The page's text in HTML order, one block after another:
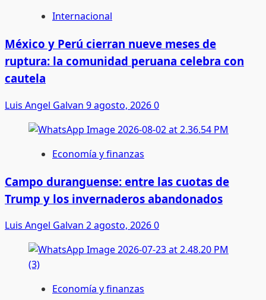
Internacional
México y Perú cierran nueve meses de
ruptura: la comunidad peruana celebra con
cautela
Luis Angel Galvan 9 agosto, 20260
Economía y finanzas
Campo duranguense: entre las cuotas de
Trump y los invernaderos abandonados
Luis Angel Galvan 2 agosto, 20260
Economía y finanzas